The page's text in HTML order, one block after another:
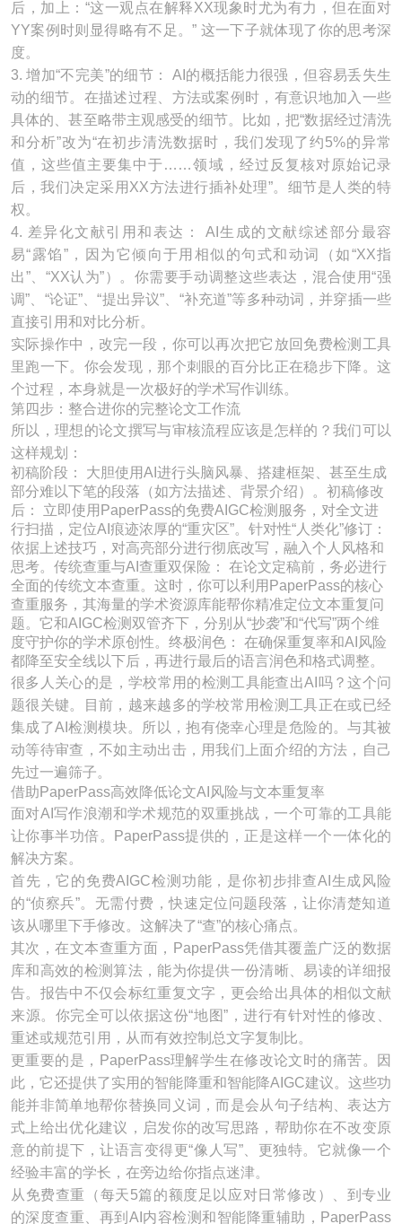
后，加上：“这一观点在解释XX现象时尤为有力，但在面对
YY案例时则显得略有不足。” 这一下子就体现了你的思考深
度。
3. 增加“不完美”的细节： AI的概括能力很强，但容易丢失生
动的细节。在描述过程、方法或案例时，有意识地加入一些
具体的、甚至略带主观感受的细节。比如，把“数据经过清洗
和分析”改为“在初步清洗数据时，我们发现了约5%的异常
值，这些值主要集中于……领域，经过反复核对原始记录
后，我们决定采用XX方法进行插补处理”。细节是人类的特
权。
4. 差异化文献引用和表达： AI生成的文献综述部分最容
易“露馅”，因为它倾向于用相似的句式和动词（如“XX指
出”、“XX认为”）。你需要手动调整这些表达，混合使用“强
调”、“论证”、“提出异议”、“补充道”等多种动词，并穿插一些
直接引用和对比分析。
实际操作中，改完一段，你可以再次把它放回免费检测工具
里跑一下。你会发现，那个刺眼的百分比正在稳步下降。这
个过程，本身就是一次极好的学术写作训练。
第四步：整合进你的完整论文工作流
所以，理想的论文撰写与审核流程应该是怎样的？我们可以
这样规划：
初稿阶段： 大胆使用AI进行头脑风暴、搭建框架、甚至生成
部分难以下笔的段落（如方法描述、背景介绍）。初稿修改
后： 立即使用PaperPass的免费AIGC检测服务，对全文进
行扫描，定位AI痕迹浓厚的“重灾区”。针对性“人类化”修订：
依据上述技巧，对高亮部分进行彻底改写，融入个人风格和
思考。传统查重与AI查重双保险： 在论文定稿前，务必进行
全面的传统文本查重。这时，你可以利用PaperPass的核心
查重服务，其海量的学术资源库能帮你精准定位文本重复问
题。它和AIGC检测双管齐下，分别从“抄袭”和“代写”两个维
度守护你的学术原创性。终极润色： 在确保重复率和AI风险
都降至安全线以下后，再进行最后的语言润色和格式调整。
很多人关心的是，学校常用的检测工具能查出AI吗？这个问
题很关键。目前，越来越多的学校常用检测工具正在或已经
集成了AI检测模块。所以，抱有侥幸心理是危险的。与其被
动等待审查，不如主动出击，用我们上面介绍的方法，自己
先过一遍筛子。
借助PaperPass高效降低论文AI风险与文本重复率
面对AI写作浪潮和学术规范的双重挑战，一个可靠的工具能
让你事半功倍。PaperPass提供的，正是这样一个一体化的
解决方案。
首先，它的免费AIGC检测功能，是你初步排查AI生成风险
的“侦察兵”。无需付费，快速定位问题段落，让你清楚知道
该从哪里下手修改。这解决了“查”的核心痛点。
其次，在文本查重方面，PaperPass凭借其覆盖广泛的数据
库和高效的检测算法，能为你提供一份清晰、易读的详细报
告。报告中不仅会标红重复文字，更会给出具体的相似文献
来源。你完全可以依据这份“地图”，进行有针对性的修改、
重述或规范引用，从而有效控制总文字复制比。
更重要的是，PaperPass理解学生在修改论文时的痛苦。因
此，它还提供了实用的智能降重和智能降AIGC建议。这些功
能并非简单地帮你替换同义词，而是会从句子结构、表达方
式上给出优化建议，启发你的改写思路，帮助你在不改变原
意的前提下，让语言变得更“像人写”、更独特。它就像一个
经验丰富的学长，在旁边给你指点迷津。
从免费查重（每天5篇的额度足以应对日常修改）、到专业
的深度查重、再到AI内容检测和智能降重辅助，PaperPass